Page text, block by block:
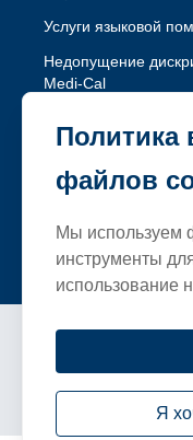
Услуги языковой
Недопущение
Medi-Cal
Healthy Workers
Следуйте за SFHP
FacebookThreads
Условия и положения
политика
Логотипы и особые
Политика
файлов
Мы используем
инструменты
использование
Я